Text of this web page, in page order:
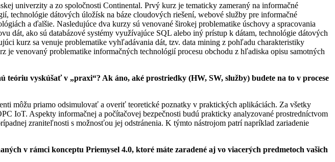
univerzity a zo spoločnosti Continental. Prvý kurz je tematicky zameraný na informačné
technológie dátových úložísk na báze cloudových riešení, webové služby pre informačné
a ďalšie. Nasledujúce dva kurzy sú venované širokej problematike úschovy a spracovania
dát, ako sú databázové systémy využívajúce SQL alebo iný prístup k dátam, technológie dátových
kurz sa venuje problematike vyhľadávania dát, tzv. data mining z pohľadu charakteristiky
venovaný problematike informačných technológií procesu obchodu z hľadiska opisu samotných
vyskúšať v „praxi“? Ak áno, aké prostriedky (HW, SW, služby) budete na to v procese
môžu priamo odsimulovať a overiť teoretické poznatky v praktických aplikáciách. Za všetky
IoT. Aspekty informačnej a počítačovej bezpečnosti budú prakticky analyzované prostredníctvom
zraniteľnosti s možnosťou jej odstránenia. K týmto nástrojom patrí napríklad zariadenie
v rámci konceptu Priemysel 4.0, ktoré máte zaradené aj vo viacerých predmetoch vašich